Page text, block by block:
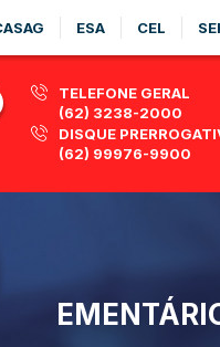
ESA CEL
TELEFONE GERAL
(62) 3238-2000
DISQUE
(62) 99976-9900